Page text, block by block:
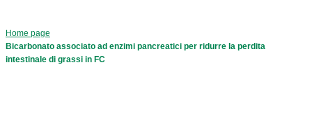
Home page
Bicarbonato associato ad enzimi pancreatici per ridurre la perdita
intestinale di grassi in FC